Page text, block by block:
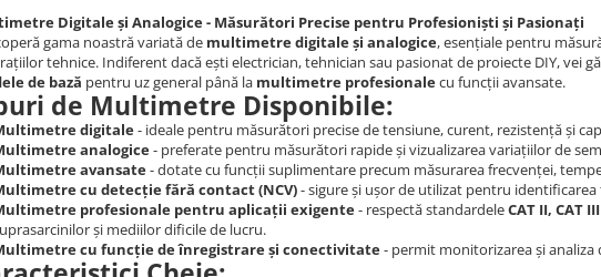
Digitale și Analogice - Măsurători Precise pentru Profesioniști și Pasionați
gama noastră variată de multimetre digitale și analogice, esențiale pentru
tehnice. Indiferent dacă ești electrician, tehnician sau pasionat de proiecte DIY, vei
de bază pentru uz general până la multimetre profesionalecu funcții avansate.
de Multimetre Disponibile:
digitale- ideale pentru măsurători precise de tensiune, curent, rezistență și
analogice- preferate pentru măsurători rapide și vizualizarea variațiilor de
avansate- dotate cu funcții suplimentare precum măsurarea frecvenței,
cu detecție fără contact (NCV)- sigure și ușor de utilizat pentru
profesionale pentru aplicații exigente- respectă standardeleCAT II, CAT
și mediilor dificile de lucru.
cu funcție de înregistrare și conectivitate- permit monitorizarea și